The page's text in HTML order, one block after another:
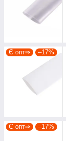
Є опт⇒ –17%
Є опт⇒ –17%